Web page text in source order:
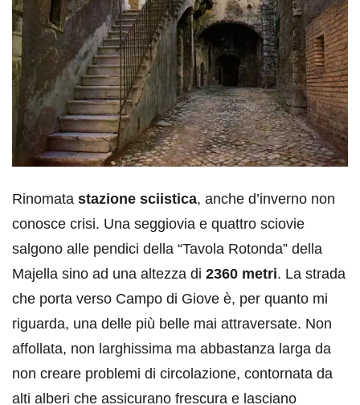
Rinomata stazione sciistica, anche d’inverno non
conosce crisi. Una seggiovia e quattro sciovie
salgono alle pendici della “Tavola Rotonda” della
Majella sino ad una altezza di 2360 metri. La strada
che porta verso Campo di Giove è, per quanto mi
riguarda, una delle più belle mai attraversate. Non
affollata, non larghissima ma abbastanza larga da
non creare problemi di circolazione, contornata da
alti alberi che assicurano frescura e lasciano